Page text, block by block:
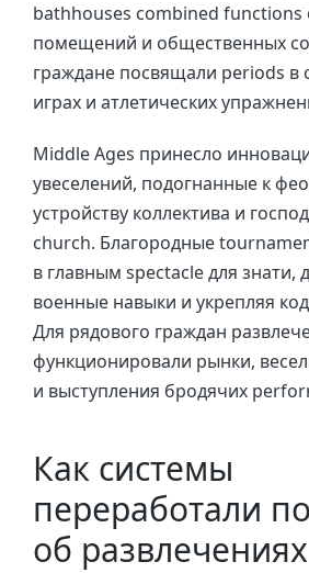
bathhouses combined
помещений и общественных
граждане посвящали periods в
играх и атлетических
Middle Ages принесло
увеселений, подогнанные к
устройству коллектива и
church. Благородные
в главным spectacle для знати,
военные навыки и укрепляя
Для рядового граждан
функционировали рынки,
и выступления бродячих
Как системы
переработали
об развлечениях